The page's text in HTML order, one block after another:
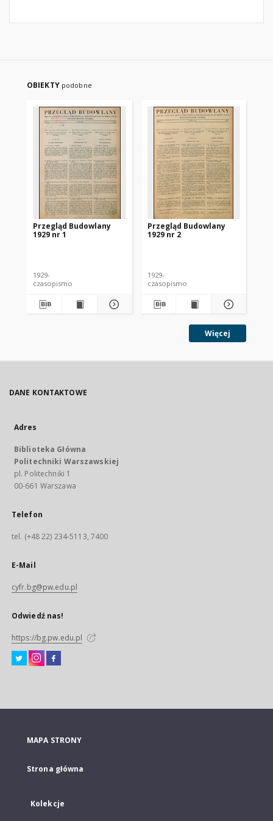
OBIEKTY podobne
Przegląd Budowlany
1929 nr 1
1929-
czasopismo
Przegląd Budowlany
1929 nr 2
1929-
czasopismo
Więcej
DANE KONTAKTOWE
Adres
Biblioteka Główna
Politechniki Warszawskiej
pl. Politechniki 1
00-661 Warszawa
Telefon
tel. (+48 22) 234-5113, 7400
E-Mail
cyfr.bg@pw.edu.pl
Odwiedź nas!
https://bg.pw.edu.pl
MAPA STRONY
Strona główna
Kolekcje